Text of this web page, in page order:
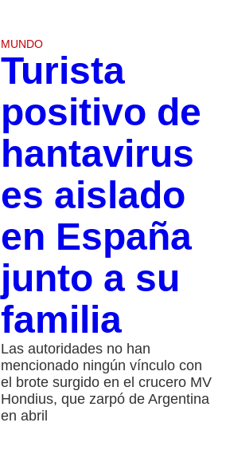
MUNDO
Turista
positivo de
hantavirus
es aislado
en España
junto a su
familia
Las autoridades no han
mencionado ningún vínculo con
el brote surgido en el crucero MV
Hondius, que zarpó de Argentina
en abril